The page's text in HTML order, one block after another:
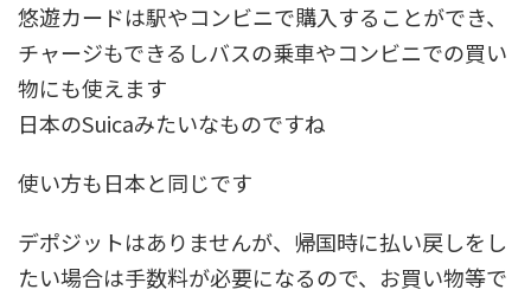
悠遊カードは駅やコンビニで購入することができ、
チャージもできるしバスの乗車やコンビニでの買い
物にも使えます
日本のSuicaみたいなものですね
使い方も日本と同じです
デポジットはありませんが、帰国時に払い戻しをし
たい場合は手数料が必要になるので、お買い物等で